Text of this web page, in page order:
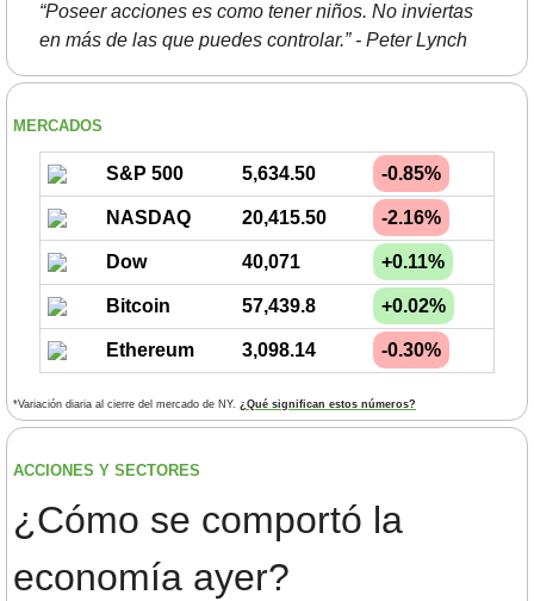
“Poseer acciones es como tener niños. No inviertas
en más de las que puedes controlar.” - Peter Lynch
MERCADOS
S&P 500 5,634.50 -0.85%
NASDAQ 20,415.50 -2.16%
Dow 40,071 +0.11%
Bitcoin 57,439.8 +0.02%
Ethereum 3,098.14 -0.30%
*Variación diaria al cierre del mercado de NY. ¿Qué significan estos números?
ACCIONES Y SECTORES
¿Cómo se comportó la
economía ayer?